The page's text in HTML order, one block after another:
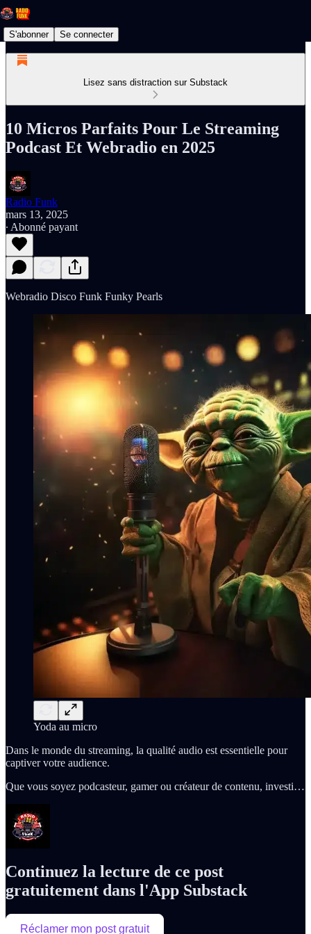
S'abonner Se connecter
Lisez sans distraction sur Substack
10 Micros Parfaits Pour Le Streaming
Podcast Et Webradio en 2025
Radio Funk
mars 13, 2025
∙ Abonné payant
Webradio Disco Funk Funky Pearls
Yoda au micro
Dans le monde du streaming, la qualité audio est essentielle pour
captiver votre audience.
Que vous soyez podcasteur, gamer ou créateur de contenu, investi…
Continuez la lecture de ce post
gratuitement dans l'App Substack
Réclamer mon post gratuit